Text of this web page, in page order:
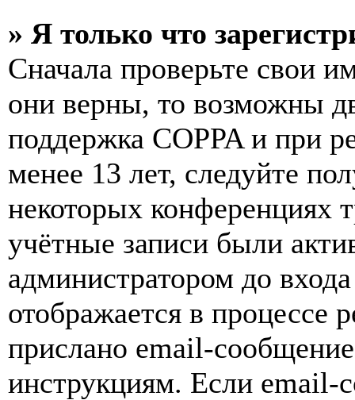
» Я только что
Сначала проверьте свои
они верны, то возможны
поддержка COPPA и при
менее 13 лет, следуйте
некоторых конференциях
учётные записи были
администратором до
отображается в процессе
прислано email-
инструкциям. Если email-